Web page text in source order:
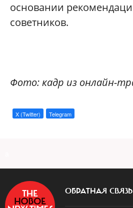
основании
советников.
Фото: кадр из онлайн-
X (Twitter) Telegram
ОБРАТНАЯ СВЯЗЬ